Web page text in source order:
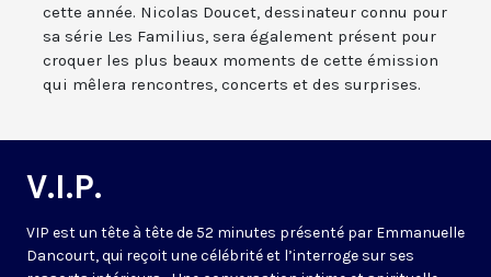
cette année. Nicolas Doucet, dessinateur connu pour
sa série Les Familius, sera également présent pour
croquer les plus beaux moments de cette émission
qui mêlera rencontres, concerts et des surprises.
V.I.P.
VIP est un tête à tête de 52 minutes présenté par Emmanuelle
Dancourt, qui reçoit une célébrité et l’interroge sur ses